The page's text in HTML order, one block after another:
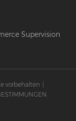
Supervision
vorbehalten |